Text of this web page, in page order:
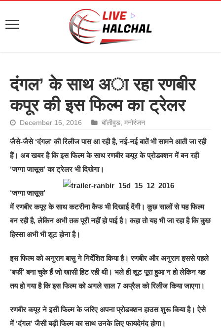
दंगल’ के साथ अा रहा रणबीर
कपूर की इस फिल्म का ट्रेलर
December 16, 2016 बॉलीवुड ,मनोरंजन
जैसे-जैसे ‘दंगल’ की रिलीज पास आ रही है, नई-नई बातें भी सामने आती जा रही
हैं। अब खबर है कि ‍‍इस फिल्म के साथ रणबीर कपूर के प्रोडक्शन में बन रही
‘जग्गा जासूस’ का ट्रेलर भी दिखेगा।
‘जग्गा जासूस’
में रणबीर कपूर के साथ कटरीना कैफ भी दिखाई देंगी। कुछ सालों से यह फिल्म
बन रही है, लेकिन अभी तक पूरी नहीं हो पाई है। कहा तो यह भी जा रहा है कि कुछ
हिस्सा अभी भी शूट होना है।
इस फिल्म को अनुराग बासु ने निर्देशित किया है। रणबीर और अनुराग इससे पहले
‘बर्फी’ बना चुके हैं जो खासी हिट रही थी। भले ही शूट पूरा हुआ न हो लेकिन यह
तय हो गया है कि इस फिल्म को अगले साल 7 अप्रैल को रिलीज किया जाएगा।
रणबीर कपूर ने इसी फिल्म के जरिए अपना प्रोडक्शन हाउस शुरू किया है। ऐसे
में ‘दंगल’ जैसी बड़ी फिल्म का साथ उनके लिए फायदेमंद होगा।